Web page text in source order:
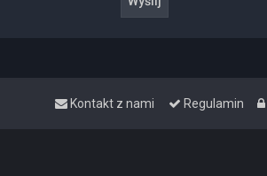
Regulamin
Kontakt z nami